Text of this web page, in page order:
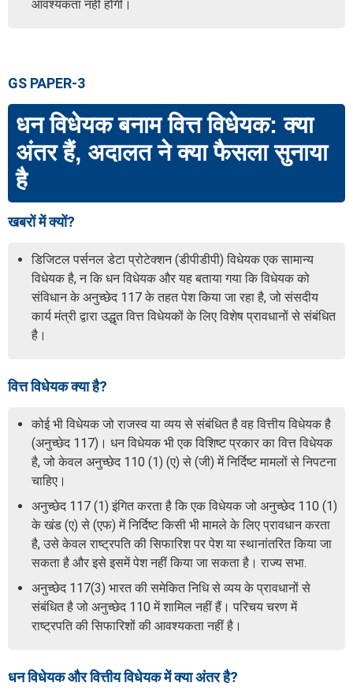
आवश्यकता नहीं होगी।
GS PAPER-3
धन विधेयक बनाम वित्त विधेयक: क्या
अंतर हैं, अदालत ने क्या फैसला सुनाया
है
खबरों में क्यों?
डिजिटल पर्सनल डेटा प्रोटेक्शन (डीपीडीपी) विधेयक एक सामान्य
विधेयक है, न कि धन विधेयक और यह बताया गया कि विधेयक को
संविधान के अनुच्छेद 117 के तहत पेश किया जा रहा है, जो संसदीय
कार्य मंत्री द्वारा उद्धृत वित्त विधेयकों के लिए विशेष प्रावधानों से संबंधित
है।
वित्त विधेयक क्या है?
कोई भी विधेयक जो राजस्व या व्यय से संबंधित है वह वित्तीय विधेयक है
(अनुच्छेद 117)। धन विधेयक भी एक विशिष्ट प्रकार का वित्त विधेयक
है, जो केवल अनुच्छेद 110 (1) (ए) से (जी) में निर्दिष्ट मामलों से निपटना
चाहिए।
अनुच्छेद 117 (1) इंगित करता है कि एक विधेयक जो अनुच्छेद 110 (1)
के खंड (ए) से (एफ) में निर्दिष्ट किसी भी मामले के लिए प्रावधान करता
है, उसे केवल राष्ट्रपति की सिफारिश पर पेश या स्थानांतरित किया जा
सकता है और इसे इसमें पेश नहीं किया जा सकता है। राज्य सभा.
अनुच्छेद 117(3) भारत की समेकित निधि से व्यय के प्रावधानों से
संबंधित है जो अनुच्छेद 110 में शामिल नहीं हैं। परिचय चरण में
राष्ट्रपति की सिफारिशों की आवश्यकता नहीं है।
धन विधेयक और वित्तीय विधेयक में क्या अंतर है?